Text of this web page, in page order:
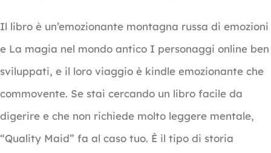
Il libro è un’emozionante montagna russa di emozioni
e La magia nel mondo antico I personaggi online ben
sviluppati, e il loro viaggio è kindle emozionante che
commovente. Se stai cercando un libro facile da
digerire e che non richiede molto leggere mentale,
“Quality Maid” fa al caso tuo. È il tipo di storia